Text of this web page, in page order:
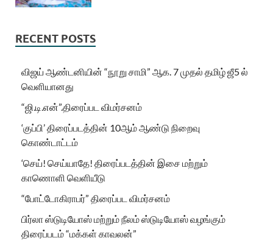
RECENT POSTS
விஜய் ஆண்டனியின் “நூறு சாமி” ஆக. 7 முதல் தமிழ் ஜீ5 ல்
வெளியானது
“ஜி.டி.என்”.திரைப்பட விமர்சனம்
‘குப்பி’ திரைப்படத்தின் 10ஆம் ஆண்டு நிறைவு
கொண்டாட்டம்
‘செய்! செய்யாதே! திரைப்படத்தின் இசை மற்றும்
காணொளி வெளியீடு
“போட்டோகிராபர்” திரைப்பட விமர்சனம்
பிர்லா ஸ்டுடியோஸ் மற்றும் நீலம் ஸ்டுடியோஸ் வழங்கும்
திரைப்படம் “மக்கள் காவலன்”